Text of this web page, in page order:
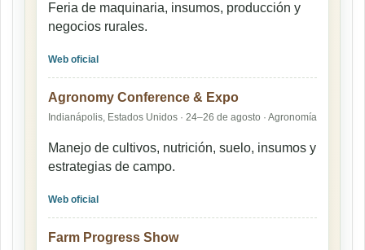
Feria de maquinaria, insumos, producción y
negocios rurales.
Web oficial
Agronomy Conference & Expo
Indianápolis, Estados Unidos · 24–26 de agosto · Agronomía
Manejo de cultivos, nutrición, suelo, insumos y
estrategias de campo.
Web oficial
Farm Progress Show